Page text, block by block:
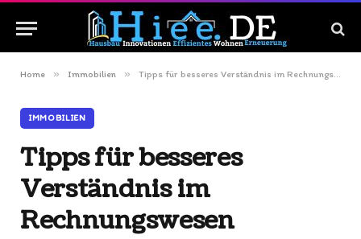
Home » Immobilien » Tipps für besseres Verständnis im Rechnungswesen
IMMOBILIEN
Tipps für besseres
Verständnis im
Rechnungswesen